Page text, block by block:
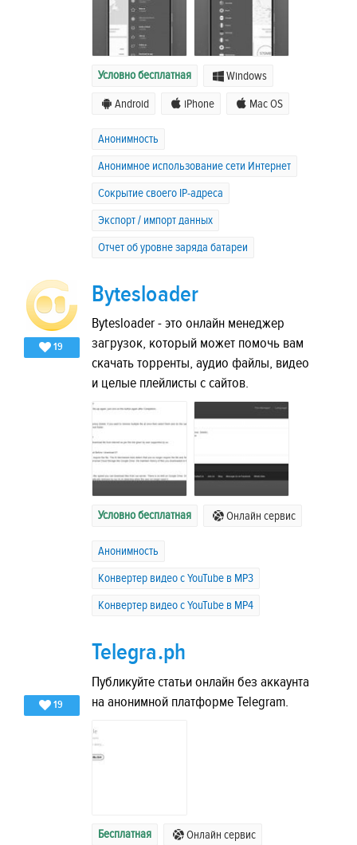
Условно бесплатная Windows
Android iPhone Mac OS
Анонимность
Анонимное использование сети Интернет
Сокрытие своего IP-адреса
Экспорт / импорт данных
Отчет об уровне заряда батареи
19
Bytesloader
Bytesloader - это онлайн менеджер
загрузок, который может помочь вам
скачать торренты, аудио файлы, видео
и целые плейлисты с сайтов.
Условно бесплатная Онлайн сервис
Анонимность
Конвертер видео с YouTube в MP3
Конвертер видео с YouTube в MP4
19
Telegra.ph
Публикуйте статьи онлайн без аккаунта
на анонимной платформе Telegram.
Бесплатная Онлайн сервис